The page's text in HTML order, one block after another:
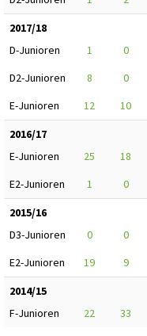
2017/18
D-Junioren
1 0
D2-Junioren
8 0
E-Junioren
12 10
2016/17
E-Junioren
25 18
E2-Junioren
1 0
2015/16
D3-Junioren
0 0
E2-Junioren
19 9
2014/15
F-Junioren
22 33